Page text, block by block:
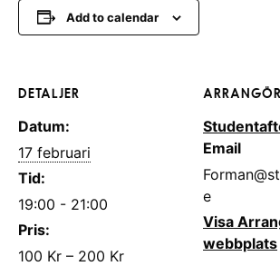
Add to calendar
DETALJER
Datum:
17 februari
Tid:
19:00 - 21:00
Pris:
100 Kr – 200 Kr
ARRANGÖR
Email
e
Visa
webbplats